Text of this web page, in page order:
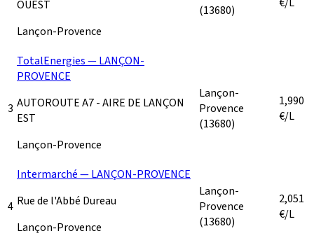
OUEST
Lançon-Provence
(13680)
3
TotalEnergies — LANÇON-
PROVENCE
AUTOROUTE A7 - AIRE DE LANÇON
EST
Lançon-Provence
Lançon-
Provence
(13680)
1,990
€/L
4
Intermarché — LANÇON-PROVENCE
Rue de l'Abbé Dureau
Lançon-Provence
Lançon-
Provence
(13680)
2,051
€/L